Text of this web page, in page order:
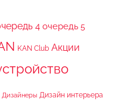
4 очередь 5
KAN Club Акции
Дизайнеры Дизайн интерьера